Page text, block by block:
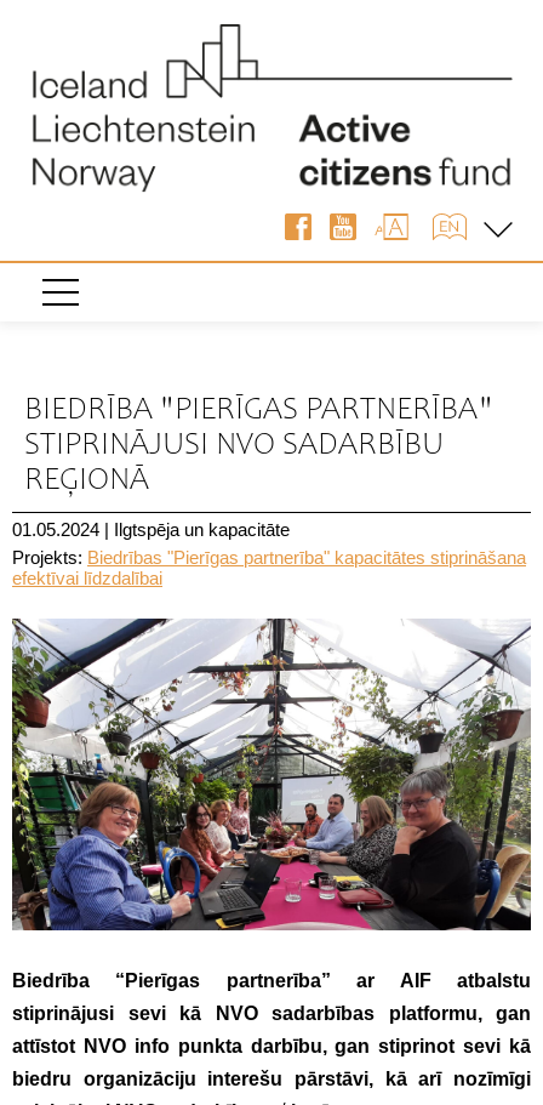
BIEDRĪBA "PIERĪGAS PARTNERĪBA"
STIPRINĀJUSI NVO SADARBĪBU
REĢIONĀ
01.05.2024 | Ilgtspēja un kapacitāte
Projekts: Biedrības "Pierīgas partnerība" kapacitātes stiprināšana
efektīvai līdzdalībai
Biedrība “Pierīgas partnerība” ar AIF atbalstu
stiprinājusi sevi kā NVO sadarbības platformu, gan
attīstot NVO info punkta darbību, gan stiprinot sevi kā
biedru organizāciju interešu pārstāvi, kā arī nozīmīgi